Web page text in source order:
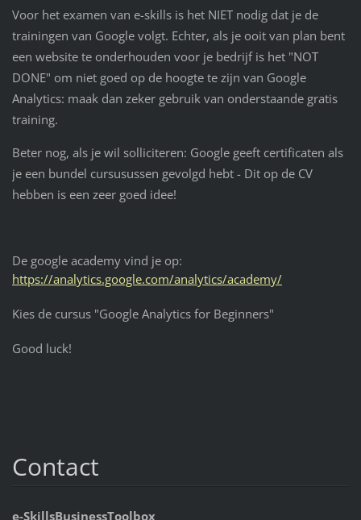
Voor het examen van e-skills is het NIET nodig dat je de
trainingen van Google volgt. Echter, als je ooit van plan bent
een website te onderhouden voor je bedrijf is het "NOT
DONE" om niet goed op de hoogte te zijn van Google
Analytics: maak dan zeker gebruik van onderstaande gratis
training.
Beter nog, als je wil solliciteren: Google geeft certificaten als
je een bundel cursusussen gevolgd hebt - Dit op de CV
hebben is een zeer goed idee!
De google academy vind je op:
https://analytics.google.com/analytics/academy/
Kies de cursus "Google Analytics for Beginners"
Good luck!
Contact
e-SkillsBusinessToolbox